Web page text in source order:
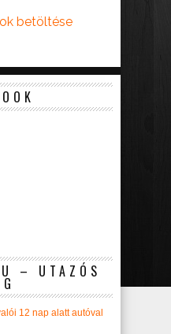
betöltése
– UTAZÓS
12 nap alatt autóval